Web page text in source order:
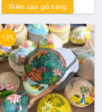
165.000₫.
150.000₫.
Thêm vào giỏ hàng
-13%